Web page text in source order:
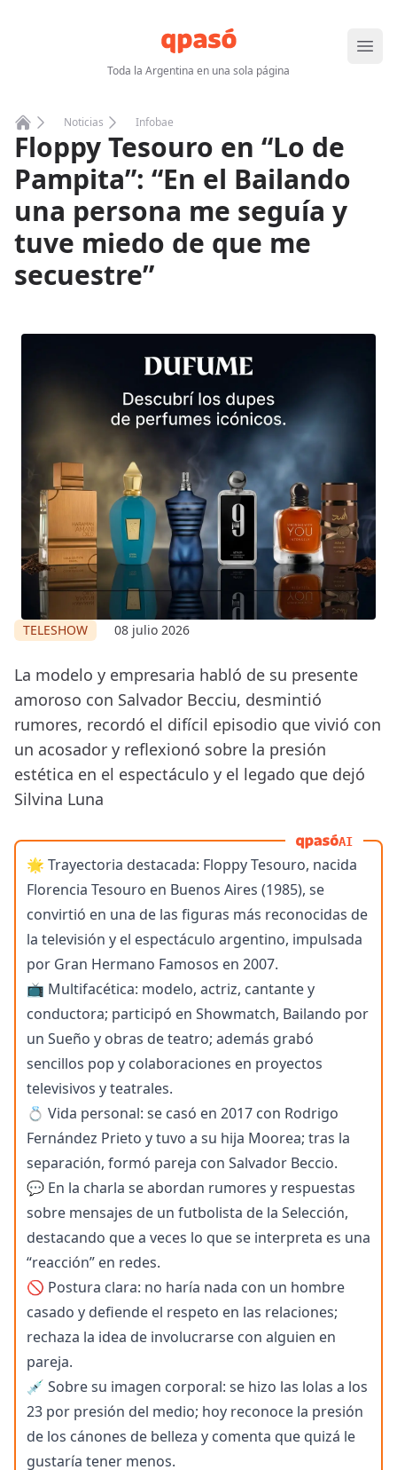
Toda la Argentina en una sola página
Abrir
Home
Noticias Infobae
Floppy Tesouro en “Lo de
Pampita”: “En el Bailando
una persona me seguía y
tuve miedo de que me
secuestre”
TELESHOW 08 julio 2026
La modelo y empresaria habló de su presente
amoroso con Salvador Becciu, desmintió
rumores, recordó el difícil episodio que vivió con
un acosador y reflexionó sobre la presión
estética en el espectáculo y el legado que dejó
Silvina Luna
AI
🌟 Trayectoria destacada: Floppy Tesouro, nacida
Florencia Tesouro en Buenos Aires (1985), se
convirtió en una de las figuras más reconocidas de
la televisión y el espectáculo argentino, impulsada
por Gran Hermano Famosos en 2007.
📺 Multifacética: modelo, actriz, cantante y
conductora; participó en Showmatch, Bailando por
un Sueño y obras de teatro; además grabó
sencillos pop y colaboraciones en proyectos
televisivos y teatrales.
💍 Vida personal: se casó en 2017 con Rodrigo
Fernández Prieto y tuvo a su hija Moorea; tras la
separación, formó pareja con Salvador Beccio.
💬 En la charla se abordan rumores y respuestas
sobre mensajes de un futbolista de la Selección,
destacando que a veces lo que se interpreta es una
“reacción” en redes.
🚫 Postura clara: no haría nada con un hombre
casado y defiende el respeto en las relaciones;
rechaza la idea de involucrarse con alguien en
pareja.
💉 Sobre su imagen corporal: se hizo las lolas a los
23 por presión del medio; hoy reconoce la presión
de los cánones de belleza y comenta que quizá le
gustaría tener menos.